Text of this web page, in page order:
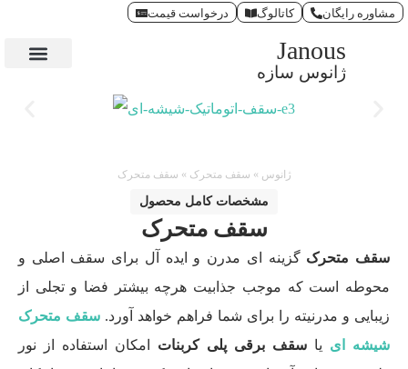
مشاوره رایگان کاتالوگ درخواست قیمت
Janous
ژانوس سازه
ژانوس » سقف متحرک » سقف متحرک
مشخصات کامل محصول
سقف متحرک
سقف متحرک گزینه ای مدرن و ایده آل برای سقف اصلی و
محوطه است که موجب جذابیت هرچه بیشتر فضا و تجلی از
زیبایی و مدرنیته را برای شما فراهم خواهد آورد. سقف متحرک
شیشه ای یا سقف برقی پلی کربنات امکان استفاده از نور